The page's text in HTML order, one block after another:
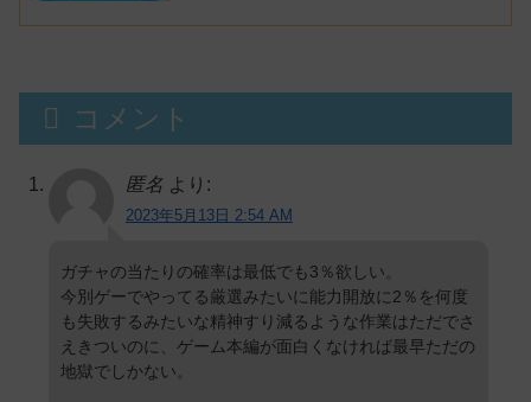
コメント
匿名 より:
2023年5月13日 2:54 AM
ガチャの当たりの確率は最低でも3％欲しい。
今別ゲーでやってる厳選みたいに能力開放に2％を何度
も失敗するみたいな精神すり減るような作業はただでさ
えきついのに、ゲーム本編が面白くなければ最早ただの
地獄でしかない。